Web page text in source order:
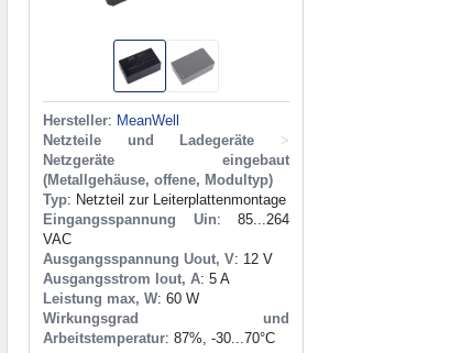
Hersteller: MeanWell
Netzteile und Ladegeräte
>
Netzgeräte eingebaut
(Metallgehäuse, offene, Modultyp)
Typ: Netzteil zur Leiterplattenmontage
Eingangsspannung Uin: 85...264
VAC
Ausgangsspannung Uout, V: 12 V
Ausgangsstrom Iout, A: 5 A
Leistung max, W: 60 W
Wirkungsgrad und
Arbeitstemperatur: 87%, -30...70°C